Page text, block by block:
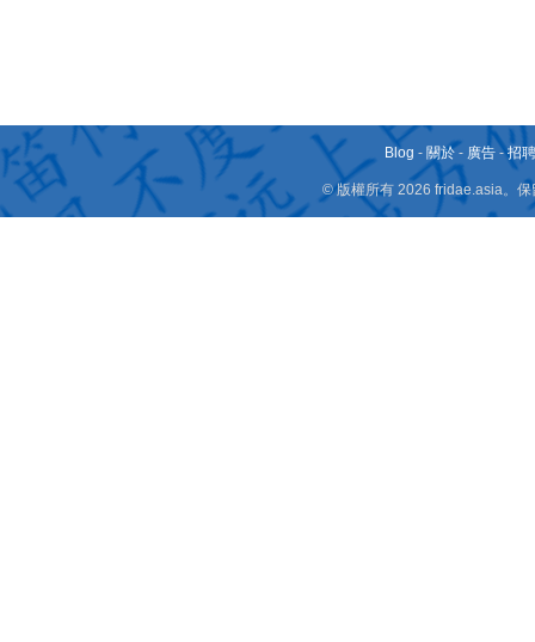
Blog - 關於 - 廣告 -招
© 版權所有 2026 fridae.asia。